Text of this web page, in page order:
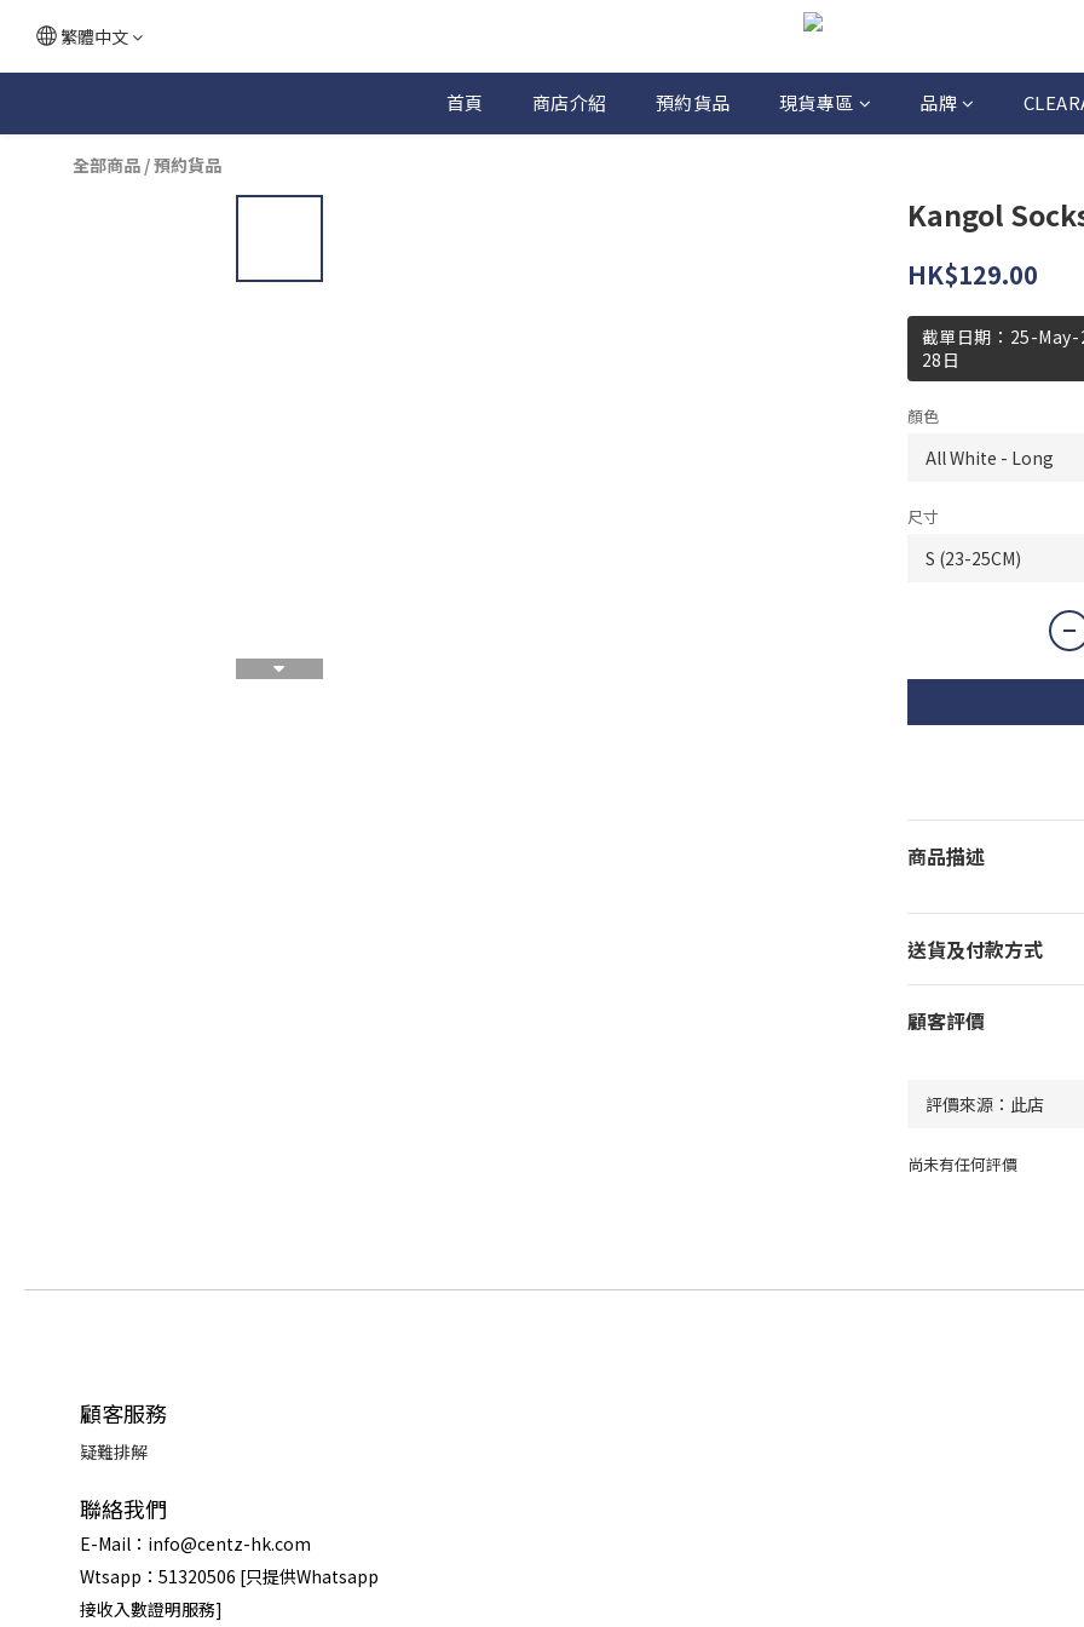
繁體中文
首頁 商店介紹 預約貨品 現貨專區 品牌
全部商品 /預約貨品
Kangol
HK$129.00
截單日期：25-
28日
顏色
尺寸
商品描述
送貨及付款方式
顧客評價
尚未有任何評價
顧客服務
疑難排解
聯絡我們
E-Mail：info@centz-hk.com
Wtsapp：51320506 [只提供Whatsapp
接收入數證明服務]